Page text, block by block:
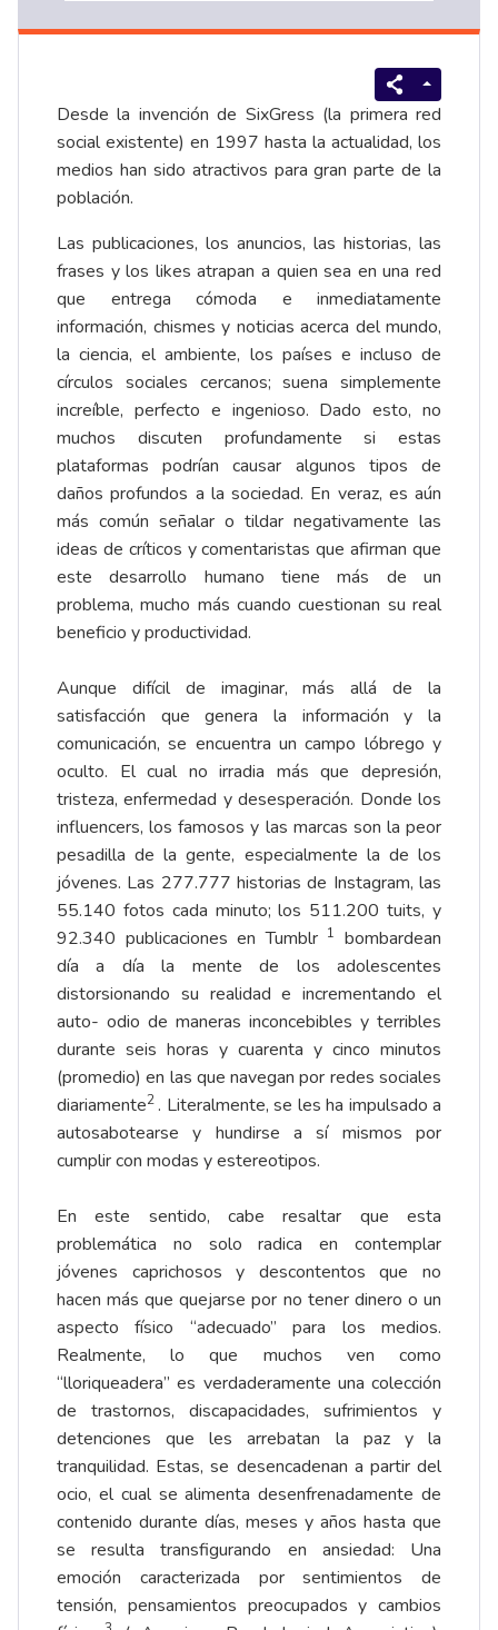
Desde la invención de SixGress (la primera red
social existente) en 1997 hasta la actualidad, los
medios han sido atractivos para gran parte de la
población.
Las publicaciones, los anuncios, las historias, las
frases y los likes atrapan a quien sea en una red
que entrega cómoda e inmediatamente
información, chismes y noticias acerca del mundo,
la ciencia, el ambiente, los países e incluso de
círculos sociales cercanos; suena simplemente
increíble, perfecto e ingenioso. Dado esto, no
muchos discuten profundamente si estas
plataformas podrían causar algunos tipos de
daños profundos a la sociedad. En veraz, es aún
más común señalar o tildar negativamente las
ideas de críticos y comentaristas que afirman que
este desarrollo humano tiene más de un
problema, mucho más cuando cuestionan su real
beneficio y productividad.
Aunque difícil de imaginar, más allá de la
satisfacción que genera la información y la
comunicación, se encuentra un campo lóbrego y
oculto. El cual no irradia más que depresión,
tristeza, enfermedad y desesperación. Donde los
influencers, los famosos y las marcas son la peor
pesadilla de la gente, especialmente la de los
jóvenes. Las 277.777 historias de Instagram, las
55.140 fotos cada minuto; los 511.200 tuits, y
92.340 publicaciones en Tumblr 1
bombardean
día a día la mente de los adolescentes
distorsionando su realidad e incrementando el
auto- odio de maneras inconcebibles y terribles
durante seis horas y cuarenta y cinco minutos
(promedio) en las que navegan por redes sociales
diariamente2 . Literalmente, se les ha impulsado a
autosabotearse y hundirse a sí mismos por
cumplir con modas y estereotipos.
En este sentido, cabe resaltar que esta
problemática no solo radica en contemplar
jóvenes caprichosos y descontentos que no
hacen más que quejarse por no tener dinero o un
aspecto físico “adecuado” para los medios.
Realmente, lo que muchos ven como
“lloriqueadera” es verdaderamente una colección
de trastornos, discapacidades, sufrimientos y
detenciones que les arrebatan la paz y la
tranquilidad. Estas, se desencadenan a partir del
ocio, el cual se alimenta desenfrenadamente de
contenido durante días, meses y años hasta que
se resulta transfigurando en ansiedad: Una
emoción caracterizada por sentimientos de
tensión, pensamientos preocupados y cambios